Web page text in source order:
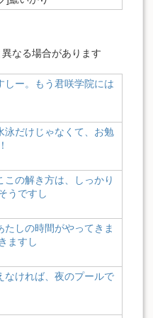
なる場合があります
しー。もう君咲学院には
泳だけじゃなくて、お勉
この解き方は、しっかり
うですし
たしの時間がやってきま
ますし
なければ、夜のプールで